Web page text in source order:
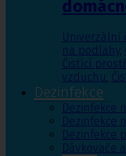
Univerzální
na podlahy,
Čistící
vzduchu,
Dezinfekce
Dezinfekce
Dezinfekce
Dezinfekce
Dávkovače